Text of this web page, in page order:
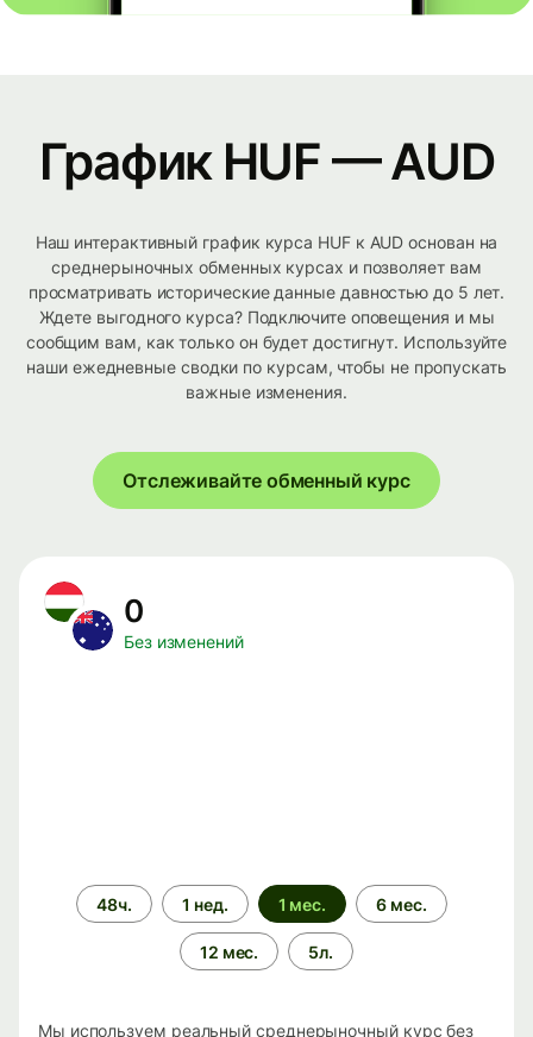
График HUF — AUD
Наш интерактивный график курса HUF к AUD основан на
среднерыночных обменных курсах и позволяет вам
просматривать исторические данные давностью до 5 лет.
Ждете выгодного курса? Подключите оповещения и мы
сообщим вам, как только он будет достигнут. Используйте
наши ежедневные сводки по курсам, чтобы не пропускать
важные изменения.
Отслеживайте обменный курс
0
Без изменений
Период
времени
48ч. 1 нед. 1 мес. 6 мес.
12 мес. 5л.
Мы используем реальный среднерыночный курс без